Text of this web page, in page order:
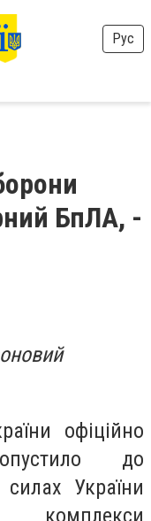
Рус
БпЛА, -
офіційно
до
України
комплекси